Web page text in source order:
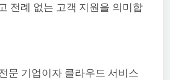
전례 없는 고객 지원을 의미합
문 기업이자 클라우드 서비스